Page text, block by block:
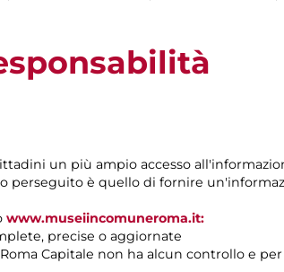
un più ampio accesso
perseguito è quello di fornire
www.museiincomuneroma.it:
precise o aggiornate
Capitale non ha alcun controllo e